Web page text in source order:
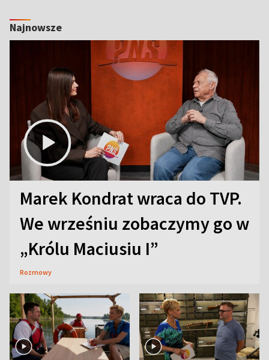
Najnowsze
Marek Kondrat wraca do TVP.
We wrześniu zobaczymy go w
„Królu Maciusiu I”
Rozmowy